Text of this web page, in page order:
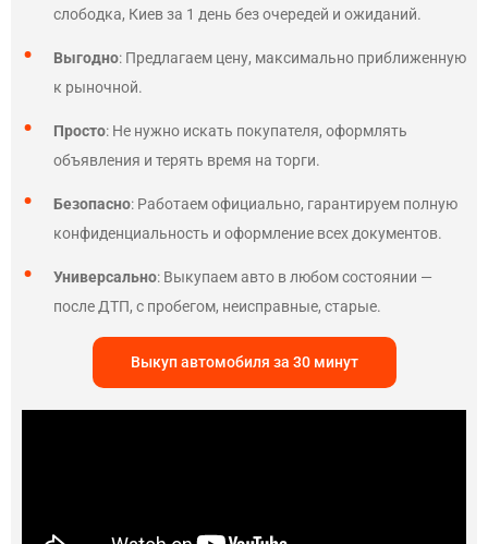
слободка, Киев за 1 день без очередей и ожиданий.
Выгодно: Предлагаем цену, максимально приближенную
к рыночной.
Просто: Не нужно искать покупателя, оформлять
объявления и терять время на торги.
Безопасно: Работаем официально, гарантируем полную
конфиденциальность и оформление всех документов.
Универсально: Выкупаем авто в любом состоянии —
после ДТП, с пробегом, неисправные, старые.
Выкуп автомобиля за 30 минут